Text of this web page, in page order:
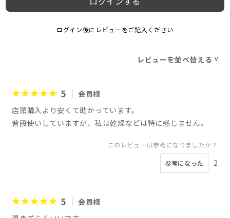
ログイン後にレビューをご記入ください
レビューを並べ替える>
5
会員様
店頭購入より安くて助かっています。
普段使いしていますが、私は乾燥などは特に感じません。
このレビューは参考になりましたか？
参考になった 2
5
会員様